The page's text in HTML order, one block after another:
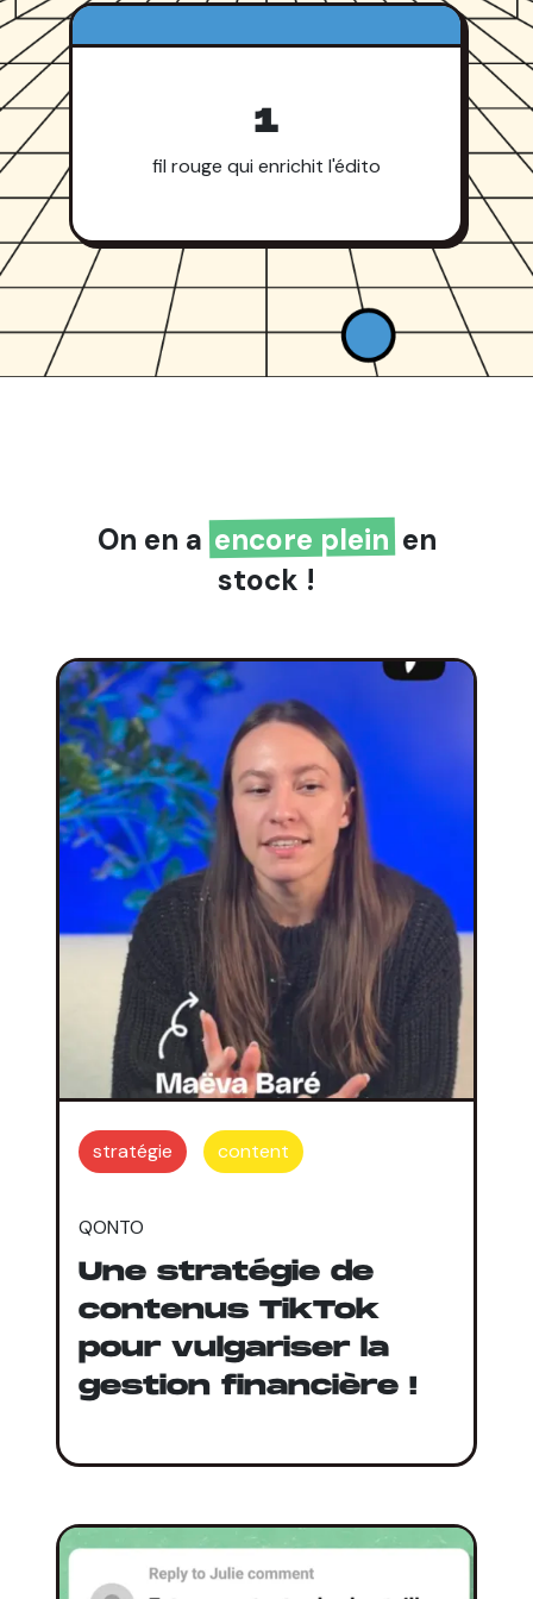
1
fil rouge qui enrichit l'édito
On en aencore pleinen
stock !
stratégie content
QONTO
Une stratégie de
contenus TikTok
pour vulgariser la
gestion financière !